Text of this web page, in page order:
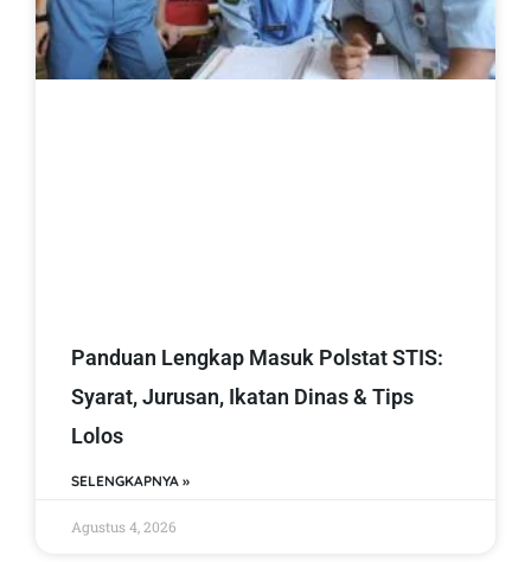
Panduan Lengkap Masuk Polstat STIS:
Syarat, Jurusan, Ikatan Dinas & Tips
Lolos
SELENGKAPNYA »
Agustus 4, 2026